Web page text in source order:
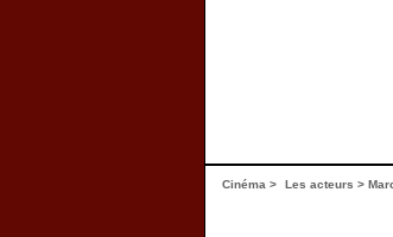
Cinéma > Les acteurs >